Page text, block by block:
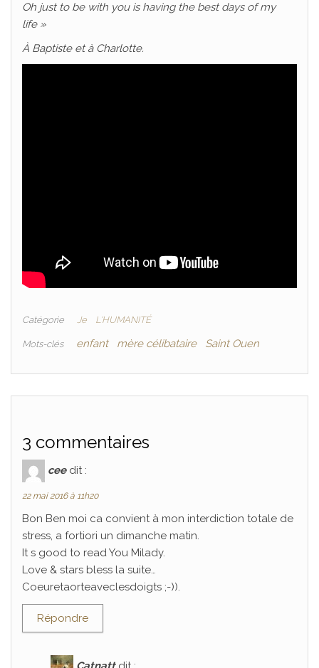
Oh just to be with you is having the best days of my
life »
À Baptiste et à Charlotte.
Catégorie Je L'HUMANITÉ
Mots-clés enfant mère célibataire Saint Ouen
3 commentaires
cee dit :
22 mai 2016 à 11h20
Bon Ben moi ca convient à mon interdiction totale de
stress, a fortiori un dimanche matin.
It s good to read You Milady.
Love & stars bless la suite…
Coeuretaorteaveclesdoigts ;-)).
Répondre